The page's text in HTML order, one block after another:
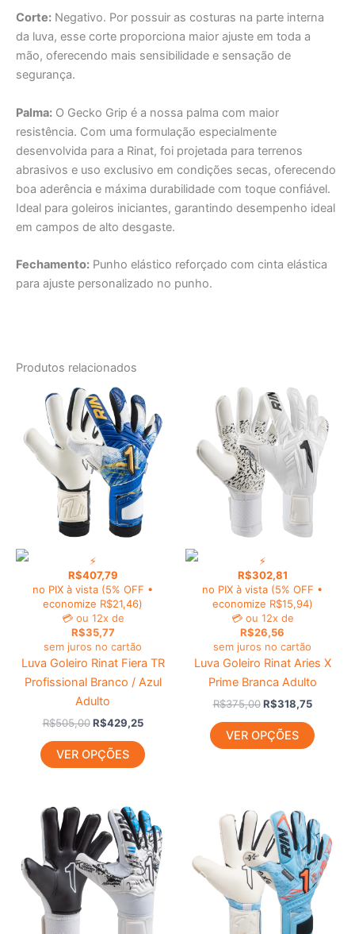
Corte: Negativo. Por possuir as costuras na parte interna
da luva, esse corte proporciona maior ajuste em toda a
mão, oferecendo mais sensibilidade e sensação de
segurança.
Palma: O Gecko Grip é a nossa palma com maior
resistência. Com uma formulação especialmente
desenvolvida para a Rinat, foi projetada para terrenos
abrasivos e uso exclusivo em condições secas, oferecendo
boa aderência e máxima durabilidade com toque confiável.
Ideal para goleiros iniciantes, garantindo desempenho ideal
em campos de alto desgaste.
Fechamento: Punho elástico reforçado com cinta elástica
para ajuste personalizado no punho.
Produtos relacionados
⚡
R$407,79
no PIX à vista (5% OFF •
economize R$21,46)
💳ou 12x de
R$35,77
sem juros no cartão
Luva Goleiro Rinat Fiera TR
Profissional Branco / Azul
Adulto
R$505,00
preço
original
era:
R$505,00.
R$429,25
preço
atual
é:
R$429,25.
VER OPÇÕES
produto
tem
várias
variantes.
escolhidas
na
⚡
R$302,81
no PIX à vista (5% OFF •
economize R$15,94)
💳ou 12x de
R$26,56
sem juros no cartão
Luva Goleiro Rinat Aries X
Prime Branca Adulto
R$375,00
O
preço
original
era:
R$375,00.
R$318,75
preço
atual
é:
VER OPÇÕES
Este
tem
várias
As
na
preço
original
era:
R$222,00.
O
preço
atual
é:
R$188,70.
Este
produto
tem
várias
variantes.
opções
preço
original
era:
R$634,00.
preço
atual
é:
tem
várias